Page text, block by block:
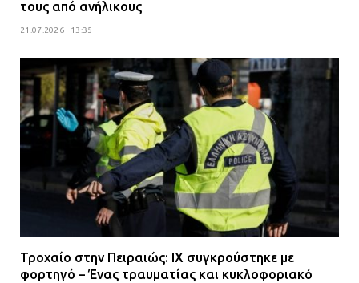
τους από ανήλικους
21.07.2026 | 13:35
Τροχαίο στην Πειραιώς: ΙΧ συγκρούστηκε με
φορτηγό – Ένας τραυματίας και κυκλοφοριακό